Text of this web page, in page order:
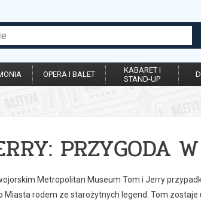
OPERA I BALET
KABARET I
STAND-UP
PRZYGODA
Metropolitan Museum Tom i Jerry
Miasta rodem ze starożytnych legend. Tom